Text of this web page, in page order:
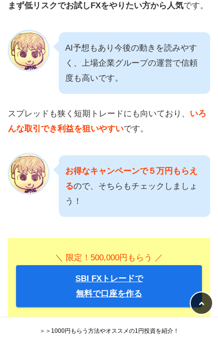
まず低リスクでお試しFXをやりたい方から人気です。
AI予想もあり今後の動きを読みやす
く、上場企業グループの運営で信頼
度も高いです。
スプレッドも狭く短期トレードにも向いており、 いろ
んな取引でき利益を狙いやすいです。
お得なキャンペーンで５万円もらえ
るので、そちらもチェックしましょ
う！
＼ 限定！500,000円もらう ／
SBI FXトレードで
無料で口座を作る
＞＞1000円もらう方法やオススメの1円投資を紹介！